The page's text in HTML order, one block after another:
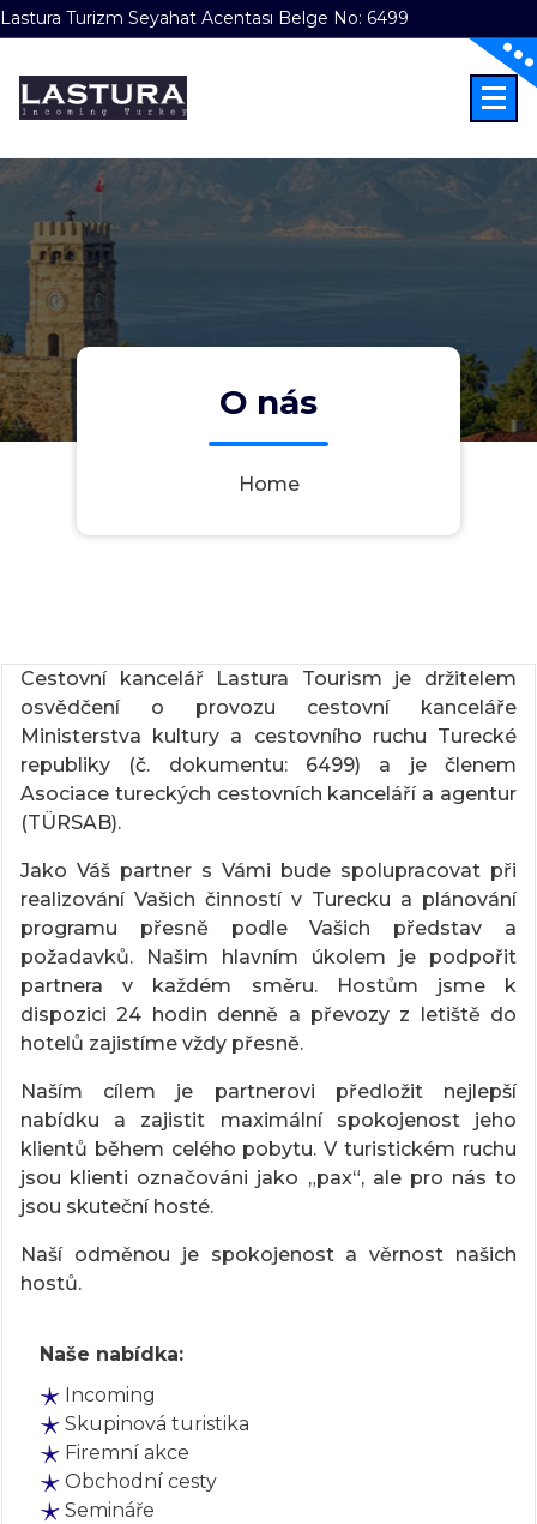
Lastura Turizm Seyahat Acentası Belge No: 6499
content
O nás
Home
Cestovní kancelář Lastura Tourism je držitelem
osvědčení o provozu cestovní kanceláře
Ministerstva kultury a cestovního ruchu Turecké
republiky (č. dokumentu: 6499) a je členem
Asociace tureckých cestovních kanceláří a agentur
(TÜRSAB).
Jako Váš partner s Vámi bude spolupracovat při
realizování Vašich činností v Turecku a plánování
programu přesně podle Vašich představ a
požadavků. Našim hlavním úkolem je podpořit
partnera v každém směru. Hostům jsme k
dispozici 24 hodin denně a převozy z letiště do
hotelů zajistíme vždy přesně.
Naším cílem je partnerovi předložit nejlepší
nabídku a zajistit maximální spokojenost jeho
klientů během celého pobytu. V turistickém ruchu
jsou klienti označováni jako „pax“, ale pro nás to
jsou skuteční hosté.
Naší odměnou je spokojenost a věrnost našich
hostů.
Naše nabídka:
Incoming
Skupinová turistika
Firemní akce
Obchodní cesty
Semináře